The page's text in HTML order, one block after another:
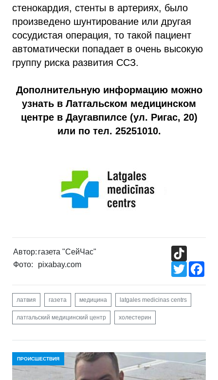
стенокардия, стенты в артериях, было
произведено шунтирование или другая
сосудистая операция, то такой пациент
автоматически попадает в очень высокую
группу риска развития ССЗ.
Дополнительную информацию можно
узнать в Латгальском медицинском
центре в Даугавпилсе (ул. Ригас, 20)
или по тел. 25251010.
Автор: газета "СейЧас"
Фото:
pixabay.com
Twitter
латвия газета медицина latgales medicinas centrs
латгальский медицинский центр холестерин
ПРОИСШЕСТВИЯ